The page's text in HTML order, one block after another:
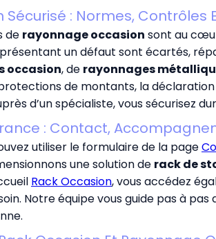
: Normes, Contrôles
de rayonnage occasion sont au
un défaut sont écartés,
occasion, de rayonnages
de montants, la
d’un spécialiste, vous sécurisez
: Contact,
utiliser le formulaire de la page
une solution de rack de
Rack Occasion, vous accédez
Notre équipe vous guide pas à